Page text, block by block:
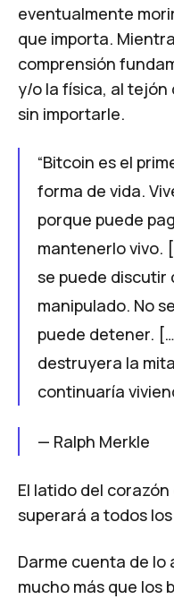
eventualmente
que importa.
comprensión
y/o la física, al tejón
sin importarle.
“Bitcoin es el
forma de vida.
porque puede
mantenerlo vivo.
se puede discutir
manipulado. No
puede detener.
destruyera la
continuaría
— Ralph Merkle
El latido del
superará a todos
Darme cuenta de lo
mucho más que los